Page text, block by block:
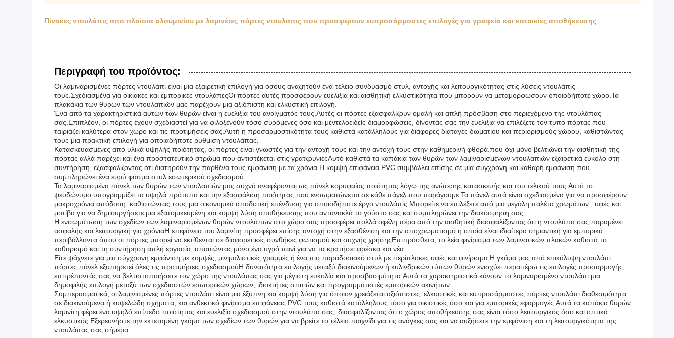
Πίνακες ντουλάπις από πλαίσια αλουμινίου με λαμινέτες πόρτες ντουλάπις που προσφέρουν ευπροσάρμοστες επιλογές για γραφεία και κατοικίες αποθήκευσης
Περιγραφή του προϊόντος:
Οι λαμιναρισμένες πόρτες ντουλάπι είναι μια εξαιρετική επιλογή για όσους αναζητούν ένα τέλειο συνδυασμό στυλ, αντοχής και λειτουργικότητας στις λύσεις ντουλάπις
τους.Σχεδιασμένα για οικιακές και εμπορικές ντουλάπεςΟι πόρτες αυτές προσφέρουν ευελιξία και αισθητική ελκυστικότητα που μπορούν να μεταμορφώσουν οποιοδήποτε χώρο.Τα
πλακάκια των θυρών των ντουλαπιών μας παρέχουν μια αξιόπιστη και ελκυστική επιλογή.
Ένα από τα χαρακτηριστικά αυτών των θυρών είναι η ευελιξία του ανοίγματός τους.Αυτές οι πόρτες εξασφαλίζουν ομαλή και απλή πρόσβαση στο περιεχόμενο της ντουλάπας
σας.Επιπλέον, οι πόρτες έχουν σχεδιαστεί για να φιλοξενούν τόσο συρόμενες όσο και μεντελοειδείς διαμορφώσεις, δίνοντάς σας την ευελιξία να επιλέξετε τον τύπο πόρτας που
ταιριάζει καλύτερα στον χώρο και τις προτιμήσεις σας.Αυτή η προσαρμοστικότητα τους καθιστά κατάλληλους για διάφορες διαταγές δωματίου και περιορισμούς χώρου, καθιστώντας
τους μια πρακτική επιλογή για οποιαδήποτε ρύθμιση ντουλάπας.
Κατασκευασμένες από υλικά υψηλής ποιότητας, οι πόρτες είναι γνωστές για την αντοχή τους και την αντοχή τους στην καθημερινή φθορά.που όχι μόνο βελτιώνει την αισθητική της
πόρτας αλλά παρέχει και ένα προστατευτικό στρώμα που αντιστέκεται στις γρατζουνιέςΑυτό καθιστά τα καπάκια των θυρών των λαμιναρισμένων ντουλαπιών εξαιρετικά εύκολο στη
συντήρηση, εξασφαλίζοντας ότι διατηρούν την παρθένα τους εμφάνιση με τα χρόνια.Η κομψή επιφάνεια PVC συμβάλλει επίσης σε μια σύγχρονη και καθαρή εμφάνιση που
συμπληρώνει ένα ευρύ φάσμα στυλ εσωτερικού σχεδιασμού.
Τα λαμιναρισμένα πάνελ των θυρών των ντουλαπιών μας συχνά αναφέρονται ως πάνελ κορυφαίας ποιότητας λόγω της ανώτερης κατασκευής και του τελικού τους.Αυτό το
ψευδώνυμο υπογραμμίζει τα υψηλά πρότυπα και την εξασφάλιση ποιότητας που ενσωματώνεται σε κάθε πάνελ που παράγουμε.Τα πάνελ αυτά είναι σχεδιασμένα για να προσφέρουν
μακροχρόνια απόδοση, καθιστώντας τους μια οικονομικά αποδοτική επένδυση για οποιοδήποτε έργο ντουλάπις.Μπορείτε να επιλέξετε από μια μεγάλη παλέτα χρωμάτων., υφές και
μοτίβα για να δημιουργήσετε μια εξατομικευμένη και κομψή λύση αποθήκευσης που αντανακλά το γούστο σας και συμπληρώνει την διακόσμηση σας.
Η ενσωμάτωση των σχεδίων των λαμιναρισμένων θυρών ντουλάπων στο χώρο σας προσφέρει πολλά οφέλη πέρα από την αισθητική.διασφαλίζοντας ότι η ντουλάπα σας παραμένει
ασφαλής και λειτουργική για χρόνιαΗ επιφάνεια του λαμινίτη προσφέρει επίσης αντοχή στην εξασθένιση και την αποχρωματισμό.η οποία είναι ιδιαίτερα σημαντική για εμπορικά
περιβάλλοντα όπου οι πόρτες μπορεί να εκτίθενται σε διαφορετικές συνθήκες φωτισμού και συχνής χρήσηςΕπιπρόσθετα, το λεία φινίρισμα των λαμινατικών πλακών καθιστά το
καθαρισμό και τη συντήρηση απλή εργασία, απαιτώντας μόνο ένα υγρό πανί για να τα κρατήσει φρέσκα και νέα.
Είτε ψάχνετε για μια σύγχρονη εμφάνιση με κομψές, μινιμαλιστικές γραμμές ή ένα πιο παραδοσιακό στυλ με περίπλοκες υφές και φινίρισμα,Η γκάμα μας από επικάλυψη ντουλάπι
πόρτες πάνελ εξυπηρετεί όλες τις προτιμήσεις σχεδιασμούΗ δυνατότητα επιλογής μεταξύ διακινούμενων ή κυλινδρικών τύπων θυρών ενισχύει περαιτέρω τις επιλογές προσαρμογής,
επιτρέποντάς σας να βελτιστοποιήσετε τον χώρο της ντουλάπας σας για μέγιστη ευκολία και προσβασιμότητα.Αυτά τα χαρακτηριστικά κάνουν το λαμιναρισμένο ντουλάπι μια
δημοφιλής επιλογή μεταξύ των σχεδιαστών εσωτερικών χώρων, ιδιοκτήτες σπιτιών και προγραμματιστές εμπορικών ακινήτων.
Συμπερασματικά, οι λαμινισμένες πόρτες ντουλάπι είναι μια έξυπνη και κομψή λύση για όποιον χρειάζεται αξιόπιστες, ελκυστικές και ευπροσάρμοστες πόρτες ντουλάπι.διαθεσιμότητα
σε διακινούμενα ή κυψελώδη σχήματα, και ανθεκτικό φινίρισμα επιφάνειας PVC τους καθιστά κατάλληλους τόσο για οικιστικές όσο και για εμπορικές εφαρμογές.Αυτά τα καπάκια θυρών
λαμινίτη φέρει ένα υψηλό επίπεδο ποιότητας και ευελιξία σχεδιασμού στην ντουλάπα σας, διασφαλίζοντας ότι ο χώρος αποθήκευσης σας είναι τόσο λειτουργικός όσο και οπτικά
ελκυστικός.Εξερευνήστε την εκτεταμένη γκάμα των σχεδίων των θυρών για να βρείτε το τέλειο παιχνίδι για τις ανάγκες σας και να αυξήσετε την εμφάνιση και τη λειτουργικότητα της
ντουλάπας σας σήμερα.